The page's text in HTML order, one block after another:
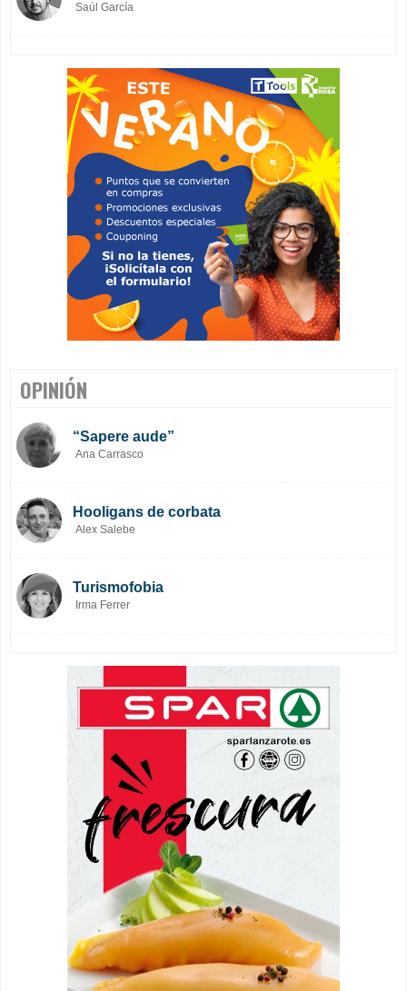
Saúl García
OPINIÓN
“Sapere aude”
Ana Carrasco
Hooligans de corbata
Alex Salebe
Turismofobia
Irma Ferrer